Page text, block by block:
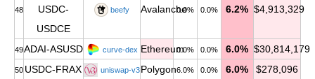
48
USDC-
USDCE
beefy Avalanche0.0% 0.0% 6.2% $4,913,329
49ADAI-ASUSD curve-dex Ethereum0.0% 0.0% 6.0% $30,814,179
50 USDC-FRAX uniswap-v3Polygon6.0% 0.0% 6.0% $278,096